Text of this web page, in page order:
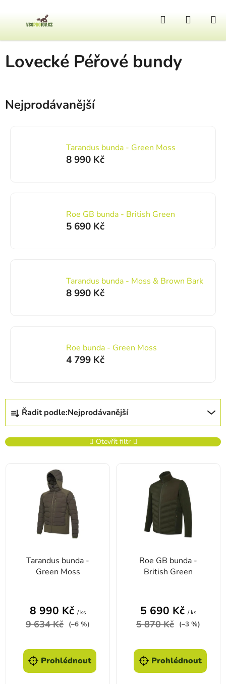
Hledat
Domů
Lovecké Péřové bundy
Nejprodávanější
Tarandus bunda - Green Moss
8 990 Kč
Roe GB bunda - British Green
5 690 Kč
Tarandus bunda - Moss & Brown Bark
8 990 Kč
Roe bunda - Green Moss
4 799 Kč
Řazení produktů
Řadit podle:Nejprodávanější
Otevřít filtr
Tarandus bunda -
Green Moss
8 990 Kč / ks
9 634 Kč (–6 %)
Prohlédnout
Roe GB bunda -
British Green
5 690 Kč / ks
5 870 Kč (–3 %)
Prohlédnout